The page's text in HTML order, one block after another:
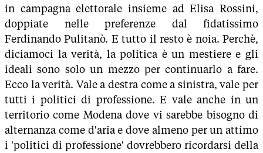
in campagna elettorale insieme ad Elisa Rossini,
doppiate nelle preferenze dal fidatissimo
Ferdinando Pulitanò. E tutto il resto è noia. Perchè,
diciamoci la verità, la politica è un mestiere e gli
ideali sono solo un mezzo per continuarlo a fare.
Ecco la verità. Vale a destra come a sinistra, vale per
tutti i politici di professione. E vale anche in un
territorio come Modena dove vi sarebbe bisogno di
alternanza come d'aria e dove almeno per un attimo
i 'politici di professione' dovrebbero ricordarsi della